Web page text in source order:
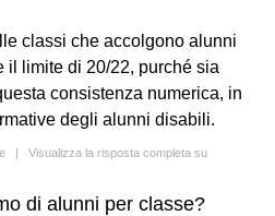
classi che accolgono alunni
il limite di 20/22, purché sia
consistenza numerica, in
degli alunni disabili.
| Visualizza la risposta completa su
di alunni per classe?